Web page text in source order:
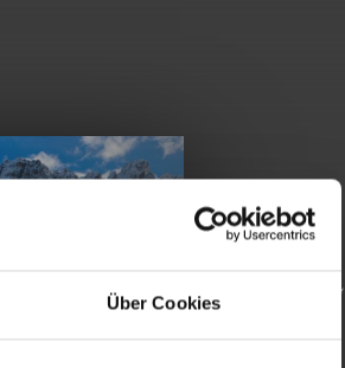
Über Cookies
Soddisfazione